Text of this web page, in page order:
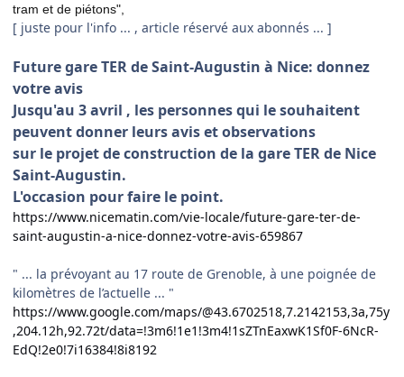
tram et de piétons",
[ juste pour l'info ... , article réservé aux abonnés ... ]
Future gare TER de Saint-Augustin à Nice: donnez
votre avis
Jusqu'au 3 avril , les personnes qui le souhaitent
peuvent donner leurs avis et observations
sur le projet de construction de la gare TER de Nice
Saint-Augustin.
L'occasion pour faire le point.
https://www.nicematin.com/vie-locale/future-gare-ter-de-
saint-augustin-a-nice-donnez-votre-avis-659867
" ... la prévoyant au 17 route de Grenoble, à une poignée de
kilomètres de l’actuelle ... "
https://www.google.com/maps/@43.6702518,7.2142153,3a,75y
,204.12h,92.72t/data=!3m6!1e1!3m4!1sZTnEaxwK1Sf0F-6NcR-
EdQ!2e0!7i16384!8i8192